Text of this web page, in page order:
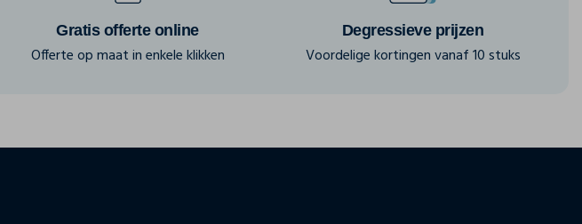
Gratis offerte online
Offerte op maat in enkele klikken
Degressieve prijzen
Voordelige kortingen vanaf 10 stuks